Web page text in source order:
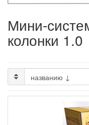
Мини-
колонки 1.0